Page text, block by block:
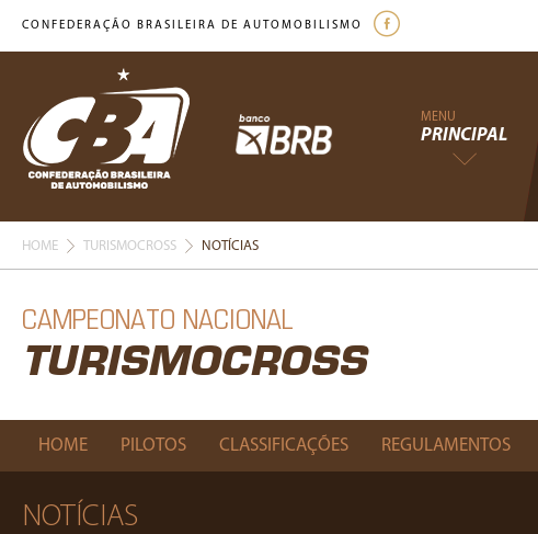
CONFEDERAÇÃO BRASILEIRA DE AUTOMOBILISMO
MENU
PRINCIPAL
HOME TURISMOCROSS NOTÍCIAS
CAMPEONATO NACIONAL
TURISMOCROSS
HOME PILOTOS CLASSIFICAÇÕES REGULAMENTOS
NOTÍCIAS